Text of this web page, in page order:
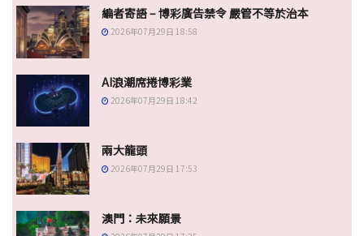
編者寄語 – 博彩廣告禁令 嚴管不等於治本
2026年07月29日 18:58
AI浪潮席捲博彩業
2026年07月29日 18:42
兩大龍頭
2026年07月29日 17:53
澳門：未來願景